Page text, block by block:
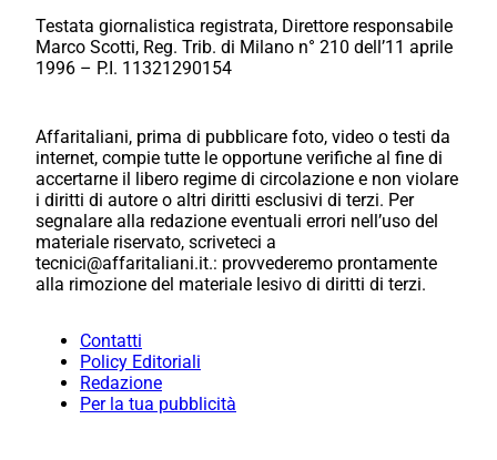
Testata giornalistica registrata, Direttore responsabile
Marco Scotti, Reg. Trib. di Milano n° 210 dell’11 aprile
1996 – P.I. 11321290154
Affaritaliani, prima di pubblicare foto, video o testi da
internet, compie tutte le opportune verifiche al fine di
accertarne il libero regime di circolazione e non violare
i diritti di autore o altri diritti esclusivi di terzi. Per
segnalare alla redazione eventuali errori nell’uso del
materiale riservato, scriveteci a
tecnici@affaritaliani.it.: provvederemo prontamente
alla rimozione del materiale lesivo di diritti di terzi.
Contatti
Policy Editoriali
Redazione
Per la tua pubblicità